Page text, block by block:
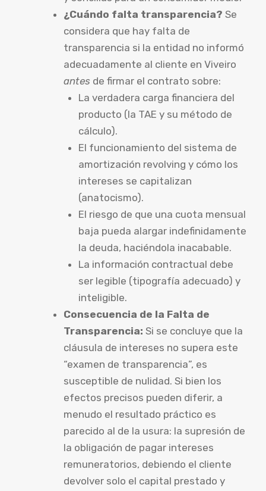
¿Cuándo falta transparencia? Se
considera que hay falta de
transparencia si la entidad no informó
adecuadamente al cliente en Viveiro
antes de firmar el contrato sobre:
La verdadera carga financiera del
producto (la TAE y su método de
cálculo).
El funcionamiento del sistema de
amortización revolving y cómo los
intereses se capitalizan
(anatocismo).
El riesgo de que una cuota mensual
baja pueda alargar indefinidamente
la deuda, haciéndola inacabable.
La información contractual debe
ser legible (tipografía adecuado) y
inteligible.
Consecuencia de la Falta de
Transparencia: Si se concluye que la
cláusula de intereses no supera este
“examen de transparencia”, es
susceptible de nulidad. Si bien los
efectos precisos pueden diferir, a
menudo el resultado práctico es
parecido al de la usura: la supresión de
la obligación de pagar intereses
remuneratorios, debiendo el cliente
devolver solo el capital prestado y